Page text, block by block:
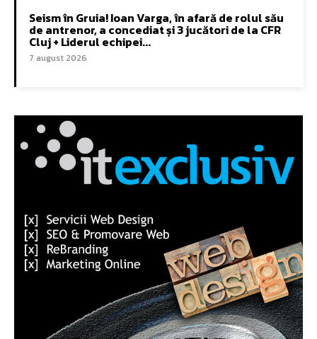
Seism în Gruia! Ioan Varga, în afară de rolul său
de antrenor, a concediat și 3 jucători de la CFR
Cluj + Liderul echipei...
7 august 2026